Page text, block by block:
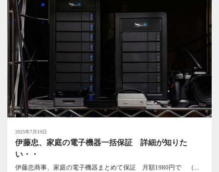
2025年7月19日
伊藤忠、家庭の電子機器一括保証 詳細が知りた
い・・
伊藤忠商事、家庭の電子機器まとめて保証 月額1980円で （...